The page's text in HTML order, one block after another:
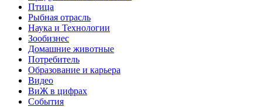
Птица
Рыбная отрасль
Наука и Технологии
Зообизнес
Домашние животные
Потребитель
Образование и карьера
Видео
ВиЖ в цифрах
События